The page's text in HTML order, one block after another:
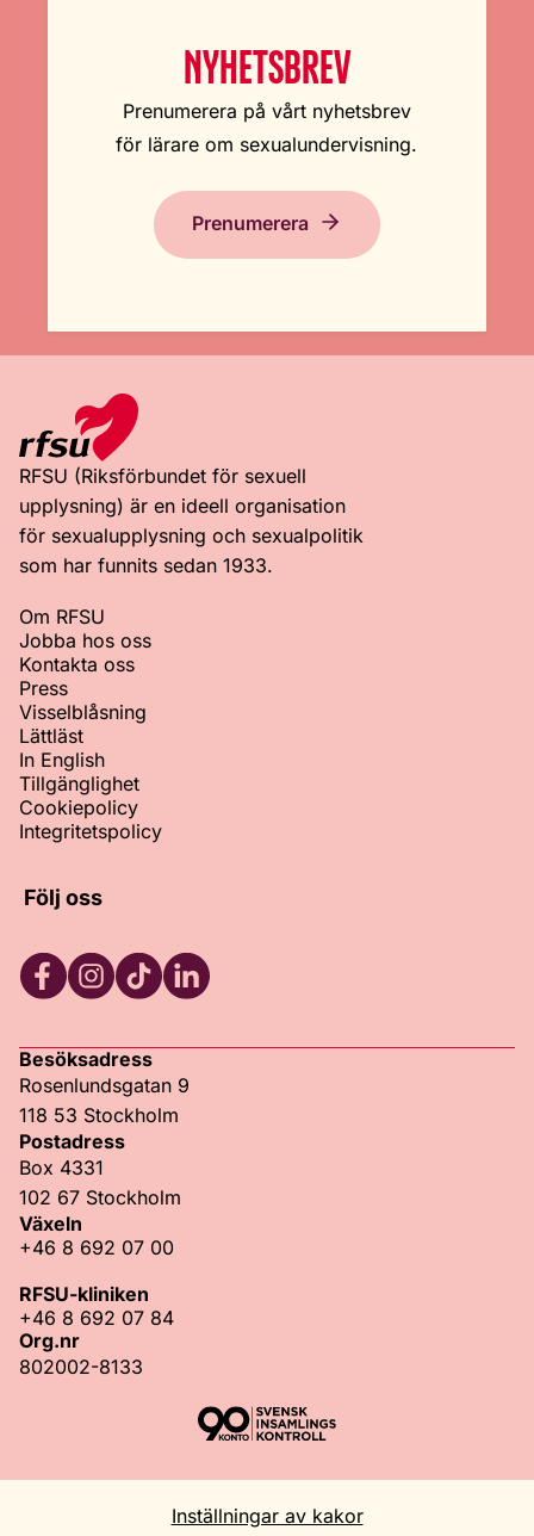
NYHETSBREV
Prenumerera på vårt nyhetsbrev
för lärare om sexualundervisning.
Prenumerera
RFSU (Riksförbundet för sexuell
upplysning) är en ideell organisation
för sexualupplysning och sexualpolitik
som har funnits sedan 1933.
Om RFSU
Jobba hos oss
Kontakta oss
Press
Visselblåsning
Lättläst
In English
Tillgänglighet
Cookiepolicy
Integritetspolicy
Följ oss
Besöksadress
Rosenlundsgatan 9
118 53 Stockholm
Postadress
Box 4331
102 67 Stockholm
Växeln
+46 8 692 07 00
RFSU-kliniken
+46 8 692 07 84
Org.nr
802002-8133
Inställningar av kakor